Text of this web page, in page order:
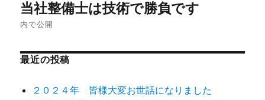
当社整備士は技術で勝負です
内で公開
最近の投稿
２０２４年 皆様大変お世話になりました